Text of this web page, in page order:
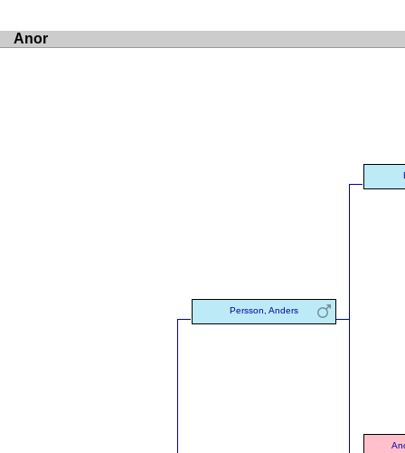
Anor
Persson, Anders